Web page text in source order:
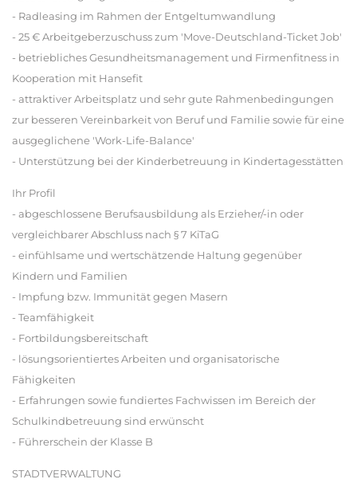
- Radleasing im Rahmen der Entgeltumwandlung
- 25 € Arbeitgeberzuschuss zum 'Move-Deutschland-Ticket Job'
- betriebliches Gesundheitsmanagement und Firmenfitness in
Kooperation mit Hansefit
- attraktiver Arbeitsplatz und sehr gute Rahmenbedingungen
zur besseren Vereinbarkeit von Beruf und Familie sowie für eine
ausgeglichene 'Work-Life-Balance'
- Unterstützung bei der Kinderbetreuung in Kindertagesstätten
Ihr Profil
- abgeschlossene Berufsausbildung als Erzieher/-in oder
vergleichbarer Abschluss nach § 7 KiTaG
- einfühlsame und wertschätzende Haltung gegenüber
Kindern und Familien
- Impfung bzw. Immunität gegen Masern
- Teamfähigkeit
- Fortbildungsbereitschaft
- lösungsorientiertes Arbeiten und organisatorische
Fähigkeiten
- Erfahrungen sowie fundiertes Fachwissen im Bereich der
Schulkindbetreuung sind erwünscht
- Führerschein der Klasse B
STADTVERWALTUNG